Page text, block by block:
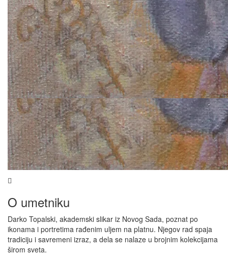
O umetniku
Darko Topalski, akademski slikar iz Novog Sada, poznat po
ikonama i portretima rađenim uljem na platnu. Njegov rad spaja
tradiciju i savremeni izraz, a dela se nalaze u brojnim kolekcijama
širom sveta.